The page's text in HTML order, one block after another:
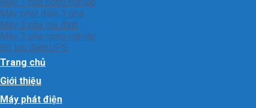
Máy phát điện 3 pha
Máy 3 pha gia đình
Máy 3 pha công nghiệp
Bộ lưu điện UPS
Trang chủ
Giới thiệu
Máy phát điện